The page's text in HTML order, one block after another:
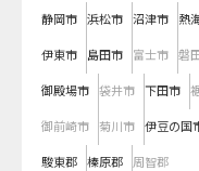
静岡市 浜松市 沼津市 熱
伊東市 島田市 富士市 磐
御殿場市 袋井市 下田市
御前崎市 菊川市 伊豆の国
駿東郡 榛原郡 周智郡